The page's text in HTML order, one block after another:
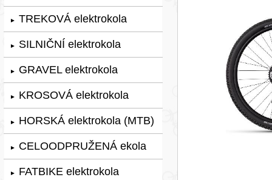
► TREKOVÁ elektrokola
► SILNIČNÍ elektrokola
► GRAVEL elektrokola
► KROSOVÁ elektrokola
► HORSKÁ elektrokola (MTB)
► CELOODPRUŽENÁ ekola
► FATBIKE elektrokola